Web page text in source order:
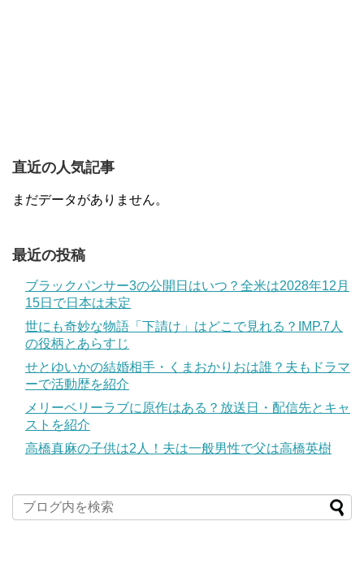
直近の人気記事
まだデータがありません。
最近の投稿
ブラックパンサー3の公開日はいつ？全米は2028年12月
15日で日本は未定
世にも奇妙な物語「下請け」はどこで見れる？IMP.7人
の役柄とあらすじ
せとゆいかの結婚相手・くまおかりおは誰？夫もドラマ
ーで活動歴を紹介
メリーベリーラブに原作はある？放送日・配信先とキャ
ストを紹介
高橋真麻の子供は2人！夫は一般男性で父は高橋英樹